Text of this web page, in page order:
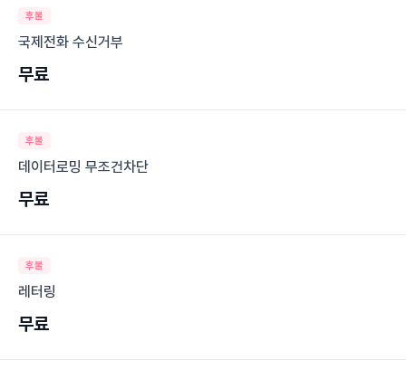
후불
국제전화 수신거부
무료
후불
데이터로밍 무조건차단
무료
후불
레터링
무료